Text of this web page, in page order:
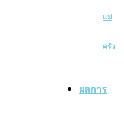
แม่
ครัว
ผลการ